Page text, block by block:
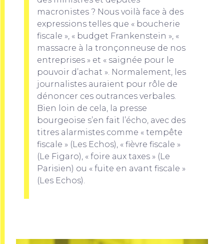
macronistes ? Nous voilà face à des
expressions telles que « boucherie
fiscale », « budget Frankenstein », «
massacre à la tronçonneuse de nos
entreprises » et « saignée pour le
pouvoir d’achat ». Normalement, les
journalistes auraient pour rôle de
dénoncer ces outrances verbales.
Bien loin de cela, la presse
bourgeoise s’en fait l’écho, avec des
titres alarmistes comme « tempête
fiscale » (Les Echos), « fièvre fiscale »
(Le Figaro), « foire aux taxes » (Le
Parisien) ou « fuite en avant fiscale »
(Les Echos).